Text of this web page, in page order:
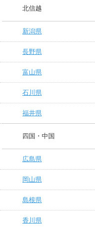
北信越
新潟県
長野県
富山県
石川県
福井県
四国・中国
広島県
岡山県
島根県
香川県